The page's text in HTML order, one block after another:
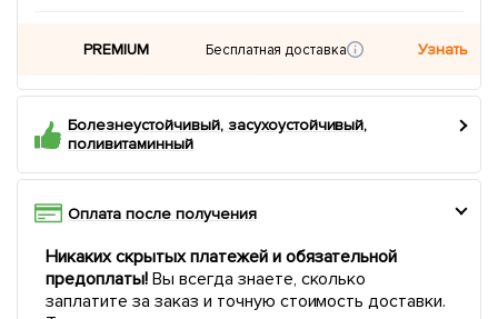
PREMIUM Бесплатная доставка Узнать
Болезнеустойчивый, засухоустойчивый,
поливитаминный
Оплата после получения
Никаких скрытых платежей и обязательной
предоплаты!Вы всегда знаете, сколько
заплатите за заказ и точную стоимость доставки.